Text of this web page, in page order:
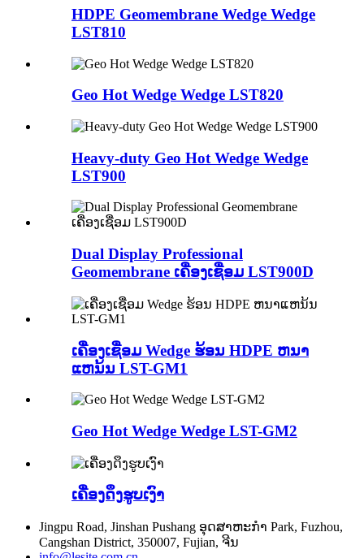
HDPE Geomembrane Wedge Wedge
LST810
Geo Hot Wedge Wedge LST820
Heavy-duty Geo Hot Wedge Wedge
LST900
Dual Display Professional
Geomembrane ເຄື່ອງເຊື່ອມ LST900D
ເຄື່ອງເຊື່ອມ Wedge ຮ້ອນ HDPE ຫນາ
ແຫນ້ນ LST-GM1
Geo Hot Wedge Wedge LST-GM2
ເຄື່ອງດຶງຮູບເງົາ
Jingpu Road, Jinshan Pushang ອຸດສາຫະກໍາ Park, Fuzhou,
Cangshan District, 350007, Fujian, ຈີນ